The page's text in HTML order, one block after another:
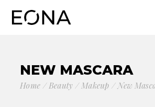
NEW MASCARA
Home Beauty Makeup New